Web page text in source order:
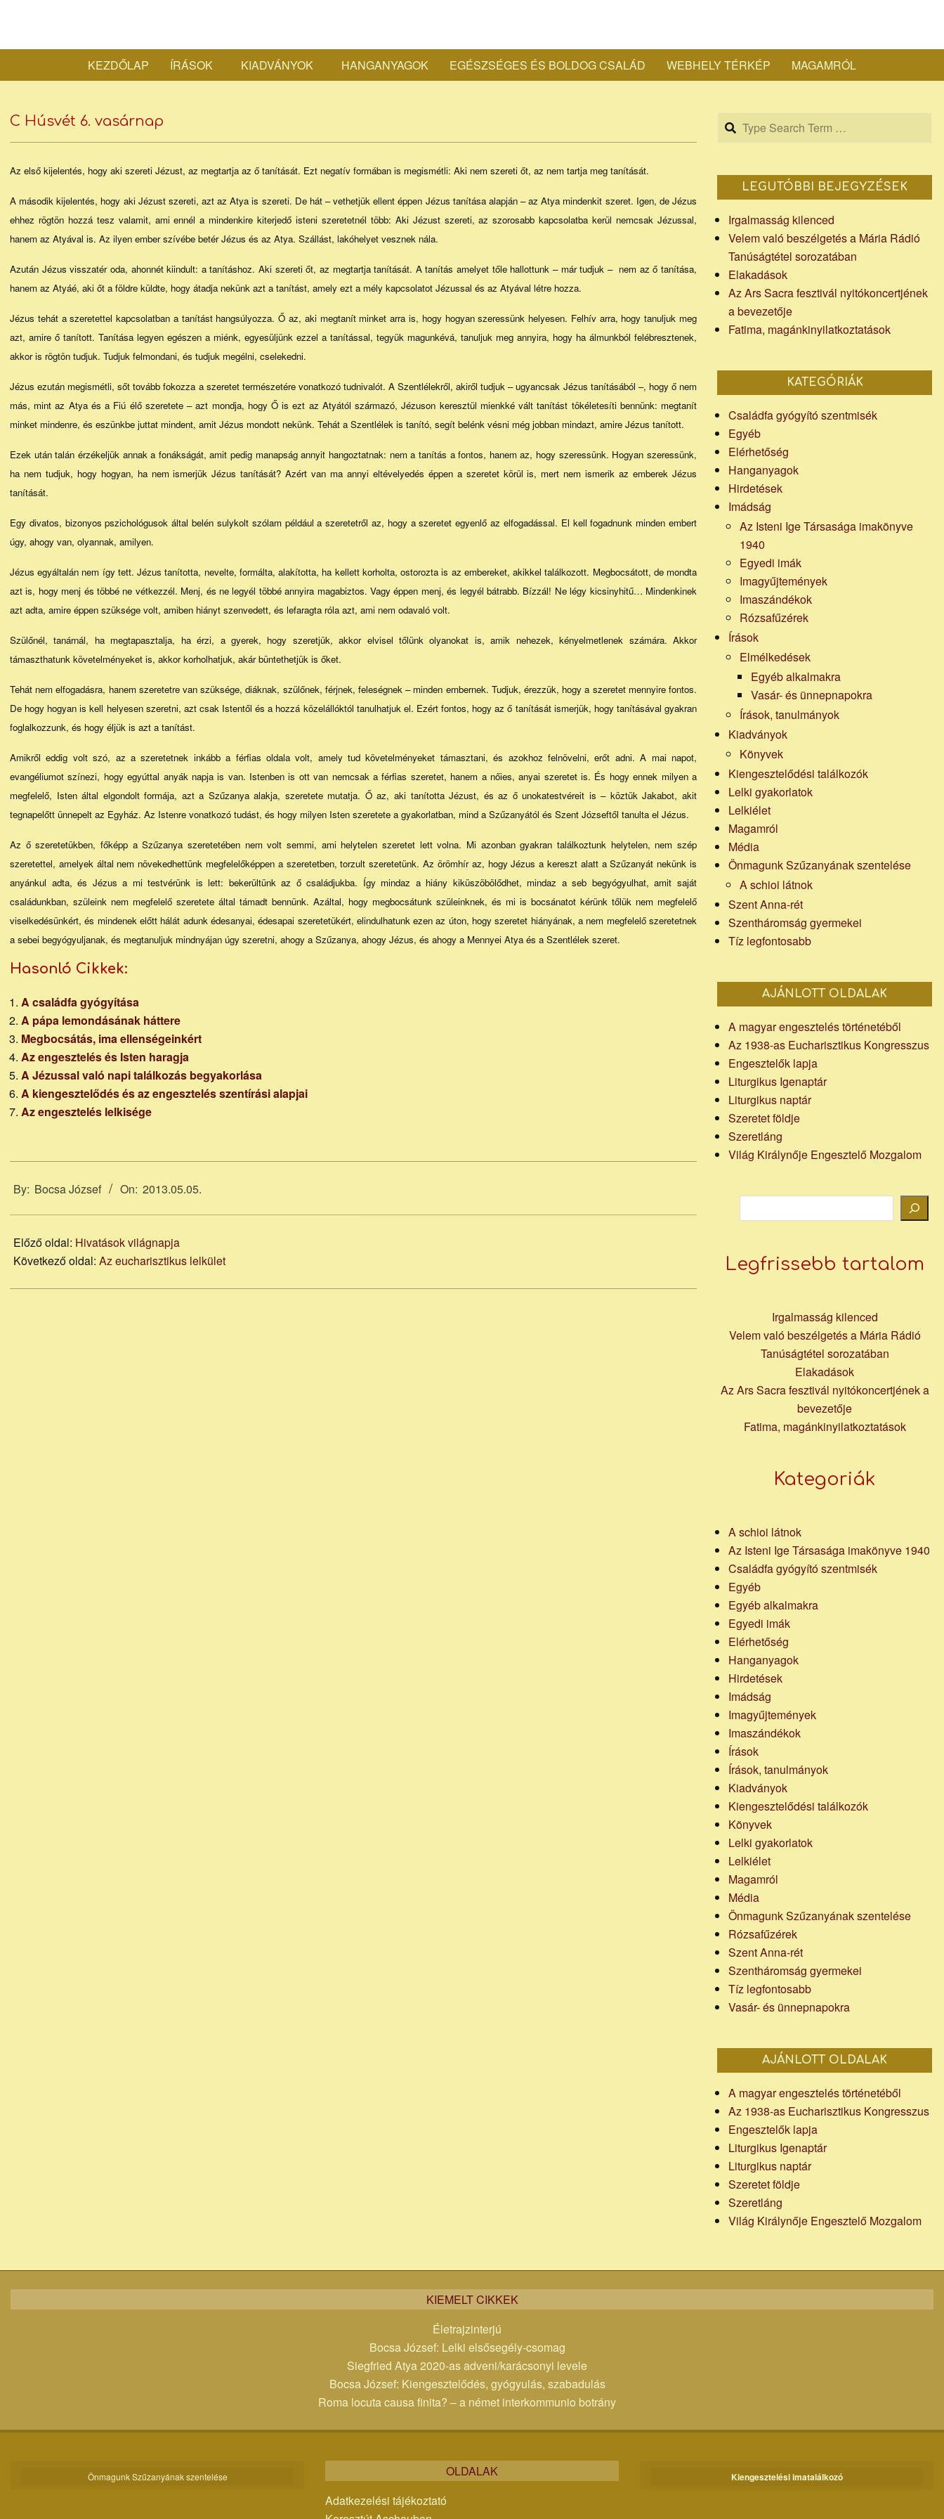
Bocsa
piarista
atya
honlapja
Secondary
KEZDŐLAP ÍRÁSOK KIADVÁNYOK HANGANYAGOK EGÉSZSÉGES ÉS BOLDOG CSALÁD WEBHELY TÉRKÉP MAGAMRÓL
C Húsvét 6. vasárnap
Az első kijelentés, hogy aki szereti Jézust, az megtartja az ő tanítását. Ezt negatív formában is megismétli: Aki nem szereti őt, az nem tartja meg tanítását.
A második kijelentés, hogy aki Jézust szereti, azt az Atya is szereti. De hát – vethetjük ellent éppen Jézus tanítása alapján – az Atya mindenkit szeret. Igen, de Jézus
ehhez rögtön hozzá tesz valamit, ami ennél a mindenkire kiterjedő isteni szeretetnél több: Aki Jézust szereti, az szorosabb kapcsolatba kerül nemcsak Jézussal,
hanem az Atyával is. Az ilyen ember szívébe betér Jézus és az Atya. Szállást, lakóhelyet vesznek nála.
Azután Jézus visszatér oda, ahonnét kiindult: a tanításhoz. Aki szereti őt, az megtartja tanítását. A tanítás amelyet tőle hallottunk – már tudjuk – nem az ő tanítása,
hanem az Atyáé, aki őt a földre küldte, hogy átadja nekünk azt a tanítást, amely ezt a mély kapcsolatot Jézussal és az Atyával létre hozza.
Jézus tehát a szeretettel kapcsolatban a tanítást hangsúlyozza. Ő az, aki megtanít minket arra is, hogy hogyan szeressünk helyesen. Felhív arra, hogy tanuljuk meg
azt, amire ő tanított. Tanítása legyen egészen a miénk, egyesüljünk ezzel a tanítással, tegyük magunkévá, tanuljuk meg annyira, hogy ha álmunkból felébresztenek,
akkor is rögtön tudjuk. Tudjuk felmondani, és tudjuk megélni, cselekedni.
Jézus ezután megismétli, sőt tovább fokozza a szeretet természetére vonatkozó tudnivalót. A Szentlélekről, akiről tudjuk – ugyancsak Jézus tanításából –, hogy ő nem
más, mint az Atya és a Fiú élő szeretete – azt mondja, hogy Ő is ezt az Atyától származó, Jézuson keresztül mienkké vált tanítást tökéletesíti bennünk: megtanít
minket mindenre, és eszünkbe juttat mindent, amit Jézus mondott nekünk. Tehát a Szentlélek is tanító, segít belénk vésni még jobban mindazt, amire Jézus tanított.
Ezek után talán érzékeljük annak a fonákságát, amit pedig manapság annyit hangoztatnak: nem a tanítás a fontos, hanem az, hogy szeressünk. Hogyan szeressünk,
ha nem tudjuk, hogy hogyan, ha nem ismerjük Jézus tanítását? Azért van ma annyi eltévelyedés éppen a szeretet körül is, mert nem ismerik az emberek Jézus
tanítását.
Egy divatos, bizonyos pszichológusok által belén sulykolt szólam például a szeretetről az, hogy a szeretet egyenlő az elfogadással. El kell fogadnunk minden embert
úgy, ahogy van, olyannak, amilyen.
Jézus egyáltalán nem így tett. Jézus tanította, nevelte, formálta, alakította, ha kellett korholta, ostorozta is az embereket, akikkel találkozott. Megbocsátott, de mondta
azt is, hogy menj és többé ne vétkezzél. Menj, és ne legyél többé annyira magabiztos. Vagy éppen menj, és legyél bátrabb. Bízzál! Ne légy kicsinyhitű… Mindenkinek
azt adta, amire éppen szüksége volt, amiben hiányt szenvedett, és lefaragta róla azt, ami nem odavaló volt.
Szülőnél, tanárnál, ha megtapasztalja, ha érzi, a gyerek, hogy szeretjük, akkor elvisel tőlünk olyanokat is, amik nehezek, kényelmetlenek számára. Akkor
támaszthatunk követelményeket is, akkor korholhatjuk, akár büntethetjük is őket.
Tehát nem elfogadásra, hanem szeretetre van szüksége, diáknak, szülőnek, férjnek, feleségnek – minden embernek. Tudjuk, érezzük, hogy a szeretet mennyire fontos.
De hogy hogyan is kell helyesen szeretni, azt csak Istentől és a hozzá közelállóktól tanulhatjuk el. Ezért fontos, hogy az ő tanítását ismerjük, hogy tanításával gyakran
foglalkozzunk, és hogy éljük is azt a tanítást.
Amikről eddig volt szó, az a szeretetnek inkább a férfias oldala volt, amely tud követelményeket támasztani, és azokhoz felnövelni, erőt adni. A mai napot,
evangéliumot színezi, hogy egyúttal anyák napja is van. Istenben is ott van nemcsak a férfias szeretet, hanem a nőies, anyai szeretet is. És hogy ennek milyen a
megfelelő, Isten által elgondolt formája, azt a Szűzanya alakja, szeretete mutatja. Ő az, aki tanította Jézust, és az ő unokatestvéreit is – köztük Jakabot, akit
tegnapelőtt ünnepelt az Egyház. Az Istenre vonatkozó tudást, és hogy milyen Isten szeretete a gyakorlatban, mind a Szűzanyától és Szent Józseftől tanulta el Jézus.
Az ő szeretetükben, főképp a Szűzanya szeretetében nem volt semmi, ami helytelen szeretet lett volna. Mi azonban gyakran találkoztunk helytelen, nem szép
szeretettel, amelyek által nem növekedhettünk megfelelőképpen a szeretetben, torzult szeretetünk. Az örömhír az, hogy Jézus a kereszt alatt a Szűzanyát nekünk is
anyánkul adta, és Jézus a mi testvérünk is lett: bekerültünk az ő családjukba. Így mindaz a hiány kiküszöbölődhet, mindaz a seb begyógyulhat, amit saját
családunkban, szüleink nem megfelelő szeretete által támadt bennünk. Azáltal, hogy megbocsátunk szüleinknek, és mi is bocsánatot kérünk tőlük nem megfelelő
viselkedésünkért, és mindenek előtt hálát adunk édesanyai, édesapai szeretetükért, elindulhatunk ezen az úton, hogy szeretet hiányának, a nem megfelelő szeretetnek
a sebei begyógyuljanak, és megtanuljuk mindnyájan úgy szeretni, ahogy a Szűzanya, ahogy Jézus, és ahogy a Mennyei Atya és a Szentlélek szeret.
Hasonló Cikkek:
A családfa gyógyítása
A pápa lemondásának háttere
Megbocsátás, ima ellenségeinkért
Az engesztelés és Isten haragja
A Jézussal való napi találkozás begyakorlása
A kiengesztelődés és az engesztelés szentírási alapjai
Az engesztelés lelkisége
05-
By: Bocsa József On: 2013.05.05.
Előző oldal: Hivatások világnapja
Következő oldal: Az eucharisztikus lelkület
Search
LEGUTÓBBI BEJEGYZÉSEK
Irgalmasság kilenced
Velem való beszélgetés a Mária Rádió
Tanúságtétel sorozatában
Elakadások
Az Ars Sacra fesztivál nyitókoncertjének
a bevezetője
Fatima, magánkinyilatkoztatások
KATEGÓRIÁK
Családfa gyógyító szentmisék
Egyéb
Elérhetőség
Hanganyagok
Hirdetések
Imádság
Az Isteni Ige Társasága imakönyve
1940
Egyedi imák
Imagyűjtemények
Imaszándékok
Rózsafűzérek
Írások
Elmélkedések
Egyéb alkalmakra
Vasár- és ünnepnapokra
Írások, tanulmányok
Kiadványok
Könyvek
Kiengesztelődési találkozók
Lelki gyakorlatok
Lelkiélet
Magamról
Média
Önmagunk Szűzanyának szentelése
A schioi látnok
Szent Anna-rét
Szentháromság gyermekei
Tíz legfontosabb
AJÁNLOTT OLDALAK
A magyar engesztelés történetéből
Az 1938-as Eucharisztikus Kongresszus
Engesztelők lapja
Liturgikus Igenaptár
Liturgikus naptár
Szeretet földje
Szeretláng
Világ Királynője Engesztelő Mozgalom
Legfrissebb tartalom
Irgalmasság kilenced
Velem való beszélgetés a Mária Rádió
Tanúságtétel sorozatában
Elakadások
Az Ars Sacra fesztivál nyitókoncertjének a
bevezetője
Fatima, magánkinyilatkoztatások
Kategoriák
A schioi látnok
Az Isteni Ige Társasága imakönyve 1940
Családfa gyógyító szentmisék
Egyéb
Egyéb alkalmakra
Egyedi imák
Elérhetőség
Hanganyagok
Hirdetések
Imádság
Imagyűjtemények
Imaszándékok
Írások
Írások, tanulmányok
Kiadványok
Kiengesztelődési találkozók
Könyvek
Lelki gyakorlatok
Lelkiélet
Magamról
Média
Önmagunk Szűzanyának szentelése
Rózsafűzérek
Szent Anna-rét
Szentháromság gyermekei
Tíz legfontosabb
Vasár- és ünnepnapokra
AJÁNLOTT OLDALAK
A magyar engesztelés történetéből
Az 1938-as Eucharisztikus Kongresszus
Engesztelők lapja
Liturgikus Igenaptár
Liturgikus naptár
Szeretet földje
Szeretláng
Világ Királynője Engesztelő Mozgalom
KIEMELT CIKKEK
Életrajzinterjú
Bocsa József: Lelki elsősegély-csomag
Siegfried Atya 2020-as adveni/karácsonyi levele
Bocsa József: Kiengesztelődés, gyógyulás, szabadulás
Roma locuta causa finita? – a német interkommunio botrány
Önmagunk Szűzanyának szentelése
OLDALAK
Adatkezelési tájékoztató
Kiengesztelési imatalálkozó